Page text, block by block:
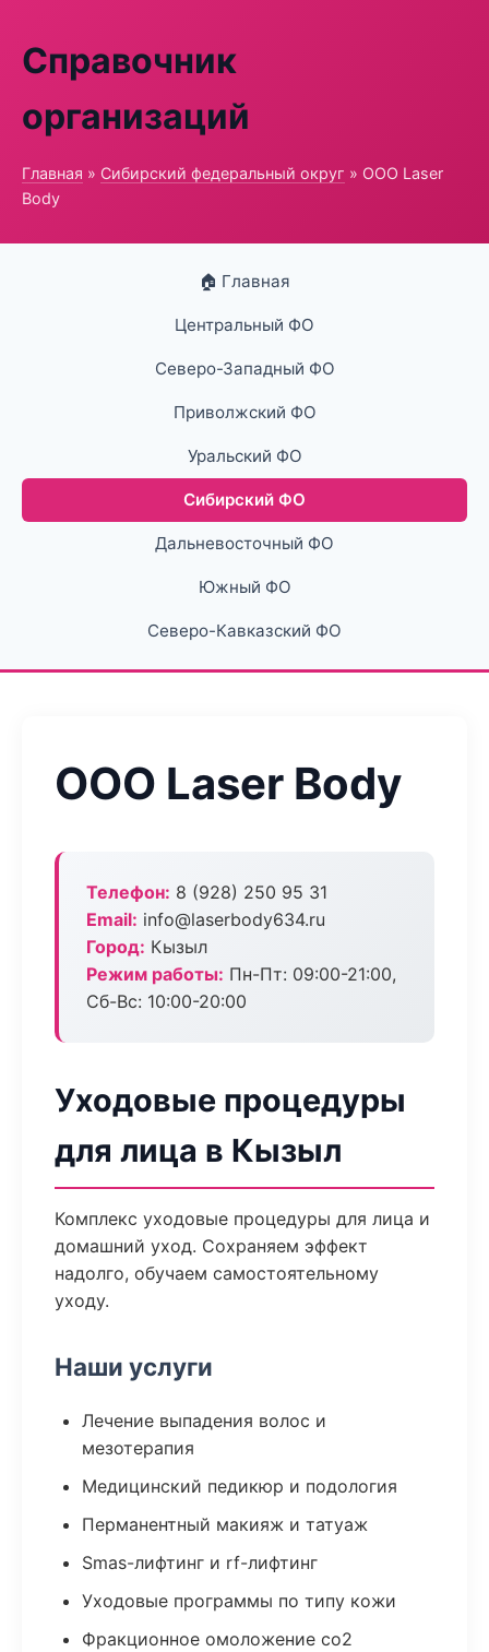
Справочник
организаций
Главная » Сибирский федеральный округ » ООО Laser
Body
🏠 Главная
Центральный ФО
Северо-Западный ФО
Приволжский ФО
Уральский ФО
Сибирский ФО
Дальневосточный ФО
Южный ФО
Северо-Кавказский ФО
ООО Laser Body
Телефон: 8 (928) 250 95 31
Email: info@laserbody634.ru
Город: Кызыл
Режим работы: Пн-Пт: 09:00-21:00,
Сб-Вс: 10:00-20:00
Уходовые процедуры
для лица в Кызыл
Комплекс уходовые процедуры для лица и
домашний уход. Сохраняем эффект
надолго, обучаем самостоятельному
уходу.
Наши услуги
Лечение выпадения волос и
мезотерапия
Медицинский педикюр и подология
Перманентный макияж и татуаж
Smas-лифтинг и rf-лифтинг
Уходовые программы по типу кожи
Фракционное омоложение co2